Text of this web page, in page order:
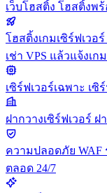
เว็บโฮสติ้ง โฮสติ้งพร้
โฮสติ้งเกมเซิร์ฟเวอร์
เช่า VPS แล้วแจ้งเ
เซิร์ฟเวอร์เฉพาะ เซิ
ฝากวางเซิร์ฟเวอร์ ฝ
ความปลอดภัย WAF
ตลอด 24/7